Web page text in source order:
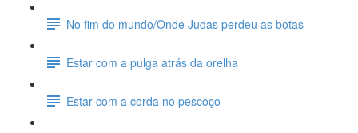
No fim do mundo/Onde Judas perdeu as botas
Estar com a pulga atrás da orelha
Estar com a corda no pescoço